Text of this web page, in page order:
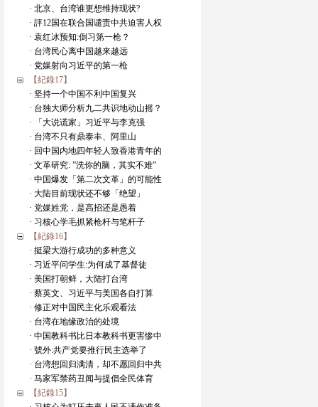
· 北京、台湾谁更想维持现状?
· 評12国在联合国谴责中共迫害人权
· 袁红冰预知:倒习第一枪？
· 台湾民心离中国越来越远
· 党媒射向习近平的第一枪
【紀錄17】
· 坚持一个中国不利中国复兴
· 台独大师分析九二共识地动山摇？
· 「大说谎家」习近平与李克强
· 台湾不只有鼎泰丰、阿里山
· 回中国内地四年轻人致香港青年的
· 文革研究: ”洗你的脑，其实不难”
· 中国爆发「第二次文革」的可能性
· 大陆目前现状还不够「绝望」
· 党媒姓党，是高招还是愚着
· 习核心学毛抓紧枪杆与笔杆子
【紀錄16】
· 挺梁大游行成功的多种意义
· 习近平问学生:为何成了基督徒
· 美国打朝鲜，大陆打台湾
· 蔡英文、习近平与美国各自打算
· 修正对中国民主化乐观看法
· 台湾在地缘政治的处境
· 中国教科书比日本教科书更害惨中
· 號外:共产党要推行民主选举了
· 台湾想回归满清，却不愿回归中共
· 马家军禁药丑闻与提倡全民体育
【紀錄15】